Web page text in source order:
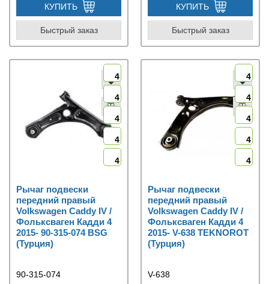
КУПИТЬ
Быстрый заказ
КУПИТЬ
Быстрый заказ
4
4
4
4
4
Рычаг подвески
передний правый
Volkswagen Caddy IV /
Фольксваген Кадди 4
2015- 90-315-074 BSG
(Турция)
90-315-074
4
4
4
4
4
Рычаг подвески
передний правый
Volkswagen Caddy IV /
Фольксваген Кадди 4
2015- V-638 TEKNOROT
(Турция)
V-638